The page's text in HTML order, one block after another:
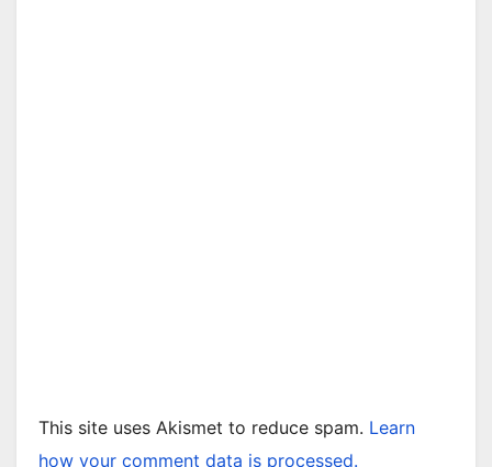
This site uses Akismet to reduce spam. Learn
how your comment data is processed.